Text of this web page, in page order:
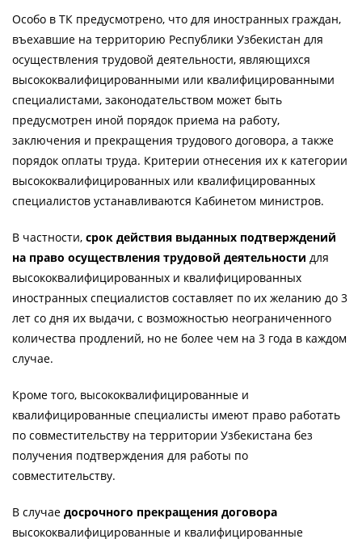
Особо в ТК предусмотрено, что для иностранных граждан,
въехавшие на территорию Республики Узбекистан для
осуществления трудовой деятельности, являющихся
высококвалифицированными или квалифицированными
специалистами, законодательством может быть
предусмотрен иной порядок приема на работу,
заключения и прекращения трудового договора, а также
порядок оплаты труда. Критерии отнесения их к категории
высококвалифицированных или квалифицированных
специалистов устанавливаются Кабинетом министров.
В частности, срок действия выданных подтверждений
на право осуществления трудовой деятельности для
высококвалифицированных и квалифицированных
иностранных специалистов составляет по их желанию до 3
лет со дня их выдачи, с возможностью неограниченного
количества продлений, но не более чем на 3 года в каждом
случае.
Кроме того, высококвалифицированные и
квалифицированные специалисты имеют право работать
по совместительству на территории Узбекистана без
получения подтверждения для работы по
совместительству.
В случае досрочного прекращения договора
высококвалифицированные и квалифицированные